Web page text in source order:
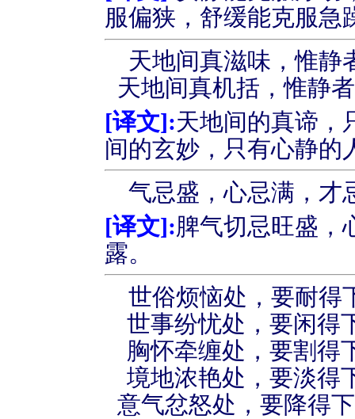
服偏狭，舒缓能克服急
天地间真滋味，惟静
天地间真机括，惟静
[译文]:天地间的真谛，
间的玄妙，只有心静的
气忌盛，心忌满，才
[译文]:脾气切忌旺盛，
露。
世俗烦恼处，要耐得
世事纷忧处，要闲得
胸怀牵缠处，要割得
境地浓艳处，要淡得
意气忿怒处，要降得